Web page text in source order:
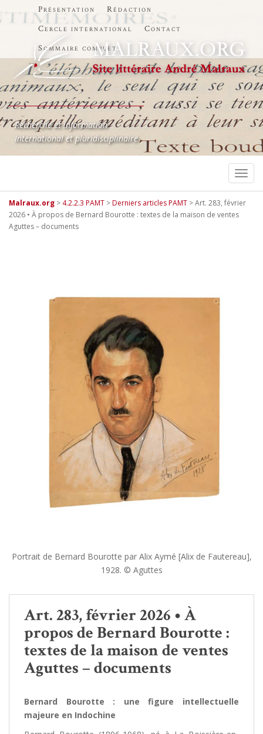
Présentation
Rédaction
Cercle international
Contact
Sommaire complet
Recherche et information
International et pluridisciplinaire
Malraux.org > 4.2.2.3 PAMT >Derniers articles PAMT >Art. 283, février
2026 • À propos de Bernard Bourotte : textes de la maison de ventes
Aguttes – documents
Portrait de Bernard Bourotte par Alix Aymé [Alix de Fautereau],
1928. © Aguttes
Art. 283, février 2026 • À
propos de Bernard Bourotte :
textes de la maison de ventes
Aguttes – documents
Bernard Bourotte : une figure intellectuelle
majeure en Indochine